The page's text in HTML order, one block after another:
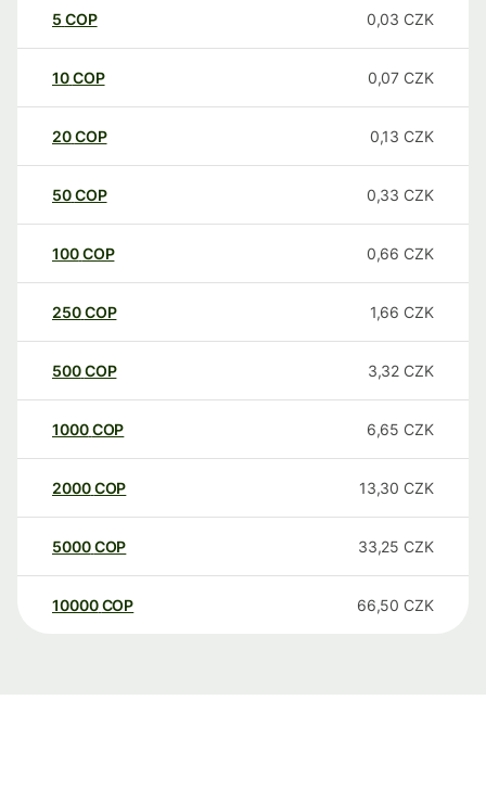
5 COP 0,03 CZK
10COP 0,07 CZK
20COP 0,13 CZK
50COP 0,33 CZK
100COP 0,66 CZK
250COP 1,66 CZK
500COP 3,32 CZK
1000COP 6,65 CZK
2000COP 13,30 CZK
5000COP 33,25 CZK
10000 COP 66,50 CZK